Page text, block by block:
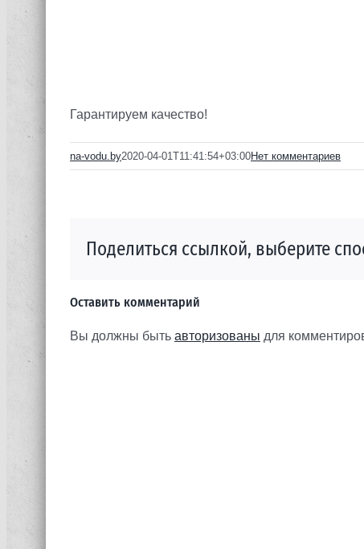
Гарантируем качество!
na-vodu.by2020-04-01T11:41:54+03:00Нет комментариев
Поделиться ссылкой, выберите
Оставить комментарий
Вы должны быть авторизованы для